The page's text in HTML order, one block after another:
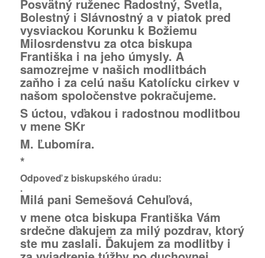
Posvätný ruženec Radostný, Svetla,
Bolestný i Slávnostný a v piatok pred
vysviackou Korunku k Božiemu
Milosrdenstvu za otca biskupa
Františka i na jeho úmysly. A
samozrejme v našich modlitbách
zaňho i za celú našu Katolícku cirkev v
našom spoločenstve pokračujeme.
S úctou, vďakou i radostnou modlitbou
v mene SKr
M. Ľubomíra.
*
Odpoveď z biskupského úradu:
.
Milá pani Semešová Cehuľová,
v mene otca biskupa Františka Vám
srdečne ďakujem za milý pozdrav, ktorý
ste mu zaslali. Ďakujem za modlitby i